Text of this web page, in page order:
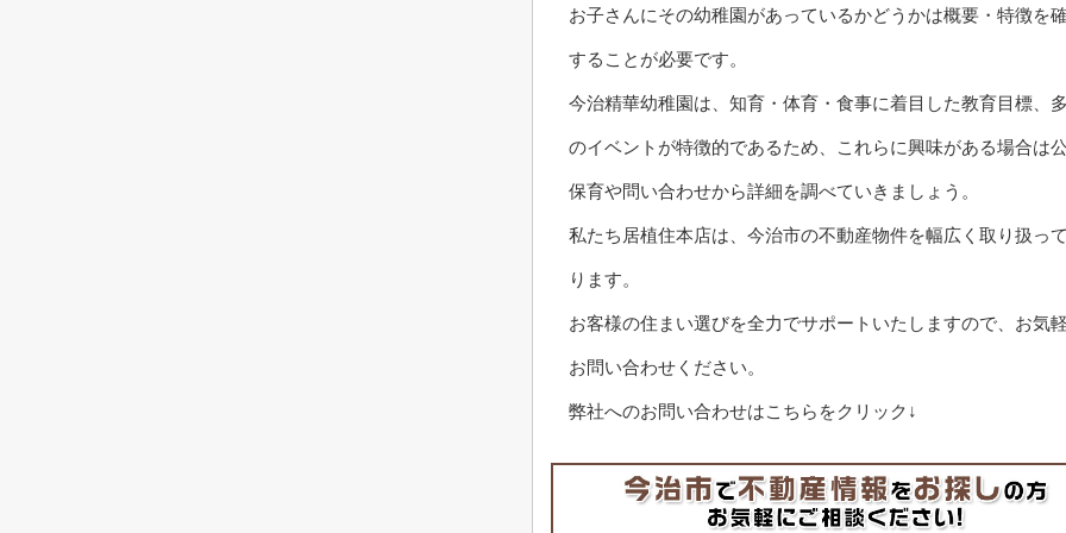
お子さんにその幼稚園があっているかどうかは概要・特徴を
することが必要です。
今治精華幼稚園は、知育・体育・食事に着目した教育目標、
のイベントが特徴的であるため、これらに興味がある場合は
保育や問い合わせから詳細を調べていきましょう。
私たち居植住本店は、今治市の不動産物件を幅広く取り扱っ
ります。
お客様の住まい選びを全力でサポートいたしますので、お気
お問い合わせください。
弊社へのお問い合わせはこちらをクリック↓